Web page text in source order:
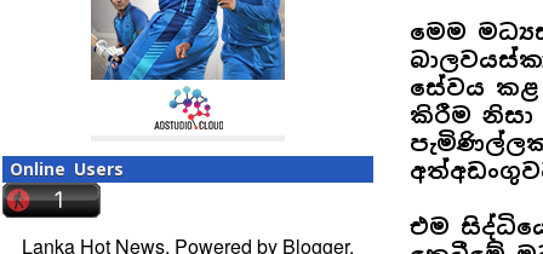
Online Users
Lanka Hot News. Powered by Blogger.
මෙම
සේවය
කිරීම
එම